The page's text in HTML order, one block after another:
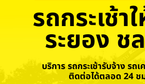
รถกระเช้า
ระยอง ช
บริการ รถกระเช้ารับจ้าง รถเ
ติดต่อได้ตลอด 24 ช